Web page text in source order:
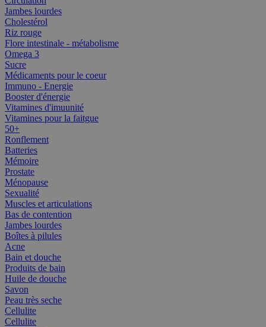
Jambes lourdes
Cholestérol
Riz rouge
Flore intestinale - métabolisme
Omega 3
Sucre
Médicaments pour le coeur
Immuno - Energie
Booster d'énergie
Vitamines d'imuunité
Vitamines pour la faitgue
50+
Ronflement
Batteries
Mémoire
Prostate
Ménopause
Sexualité
Muscles et articulations
Bas de contention
Jambes lourdes
Boîtes à pilules
Acne
Bain et douche
Produits de bain
Huile de douche
Savon
Peau très seche
Cellulite
Cellulite